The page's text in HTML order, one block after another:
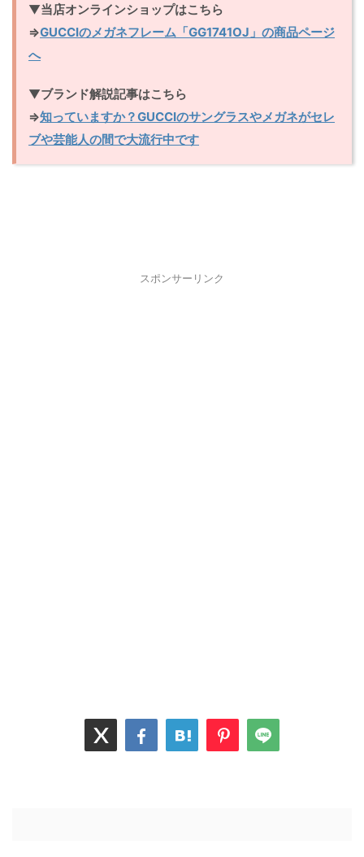
▼当店オンラインショップはこちら
⇒GUCCIのメガネフレーム「GG1741OJ」の商品ページ
へ
▼ブランド解説記事はこちら
⇒知っていますか？GUCCIのサングラスやメガネがセレ
ブや芸能人の間で大流行中です
スポンサーリンク